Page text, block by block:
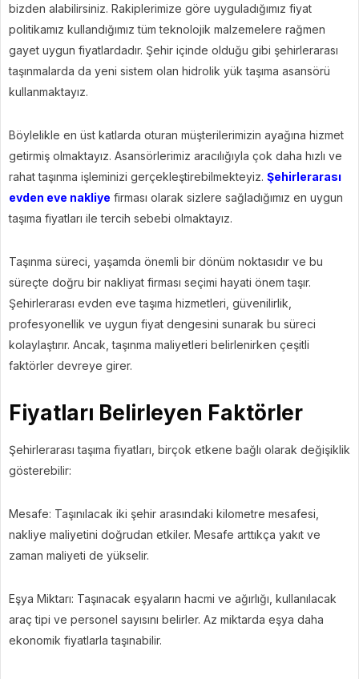
bizden alabilirsiniz. Rakiplerimize göre uyguladığımız fiyat
politikamız kullandığımız tüm teknolojik malzemelere rağmen
gayet uygun fiyatlardadır. Şehir içinde olduğu gibi şehirlerarası
taşınmalarda da yeni sistem olan hidrolik yük taşıma asansörü
kullanmaktayız.
Böylelikle en üst katlarda oturan müşterilerimizin ayağına hizmet
getirmiş olmaktayız. Asansörlerimiz aracılığıyla çok daha hızlı ve
rahat taşınma işleminizi gerçekleştirebilmekteyiz. Şehirlerarası
evden eve nakliye firması olarak sizlere sağladığımız en uygun
taşıma fiyatları ile tercih sebebi olmaktayız.
Taşınma süreci, yaşamda önemli bir dönüm noktasıdır ve bu
süreçte doğru bir nakliyat firması seçimi hayati önem taşır.
Şehirlerarası evden eve taşıma hizmetleri, güvenilirlik,
profesyonellik ve uygun fiyat dengesini sunarak bu süreci
kolaylaştırır. Ancak, taşınma maliyetleri belirlenirken çeşitli
faktörler devreye girer.
Fiyatları Belirleyen Faktörler
Şehirlerarası taşıma fiyatları, birçok etkene bağlı olarak değişiklik
gösterebilir:
Mesafe: Taşınılacak iki şehir arasındaki kilometre mesafesi,
nakliye maliyetini doğrudan etkiler. Mesafe arttıkça yakıt ve
zaman maliyeti de yükselir.
Eşya Miktarı: Taşınacak eşyaların hacmi ve ağırlığı, kullanılacak
araç tipi ve personel sayısını belirler. Az miktarda eşya daha
ekonomik fiyatlarla taşınabilir.